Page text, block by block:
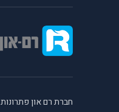
חברת רם און